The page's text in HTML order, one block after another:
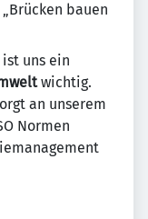
bauen
uns ein
wichtig.
an unserem
Normen